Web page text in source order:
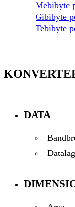
Mebibyte
Gibibyte
Tebibyte
DATA